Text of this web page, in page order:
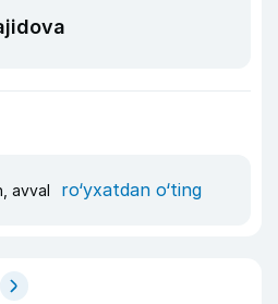
avval ro‘yxatdan o‘ting